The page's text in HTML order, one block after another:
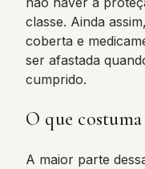
classe. Ainda
coberta e
ser afastada
cumprido.
O que costuma
A maior parte